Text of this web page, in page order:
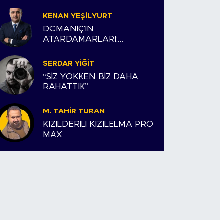
KENAN YEŞILYURT
DOMANİÇ’İN
ATARDAMARLARI:
HİKAYEMİZ
SERDAR YIĞIT
“SİZ YOKKEN BİZ DAHA
RAHATTIK”
M. TAHIR TURAN
KIZILDERİLİ KIZILELMA PRO
MAX